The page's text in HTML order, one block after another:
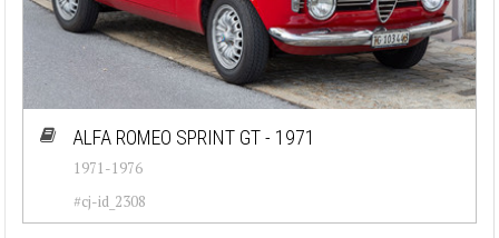
ALFA ROMEO SPRINT GT - 1971
1971-1976
#cj-id_2308